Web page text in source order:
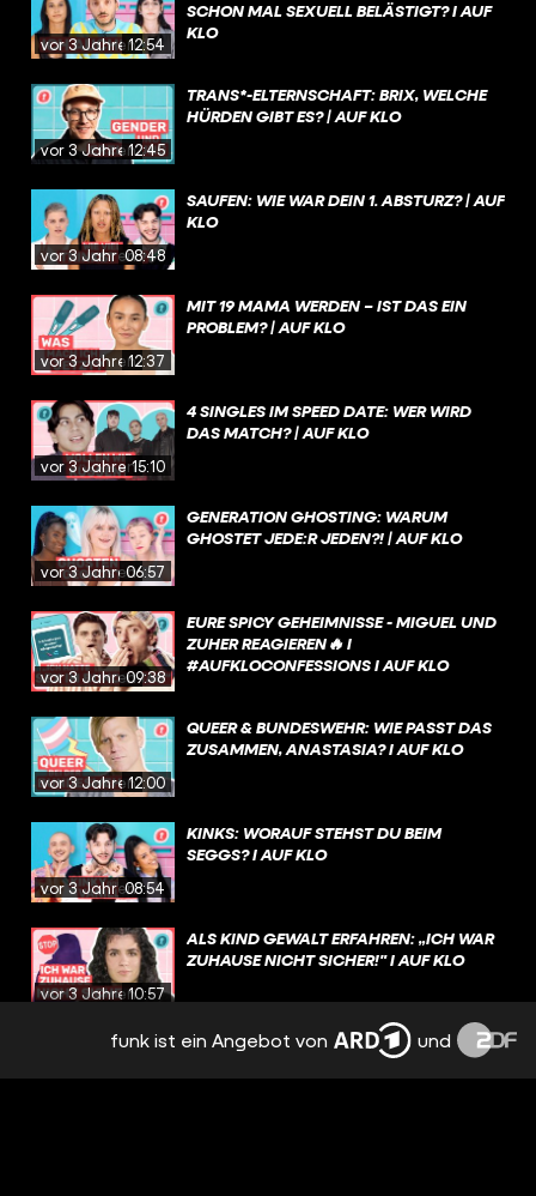
vor 3 Jahren12:54
SCHON MAL SEXUELL BELÄSTIGT? I AUF
KLO
vor 3 Jahren12:45
TRANS*-ELTERNSCHAFT: BRIX, WELCHE
HÜRDEN GIBT ES? | AUF KLO
vor 3 Jahren08:48
SAUFEN: WIE WAR DEIN 1. ABSTURZ? | AUF
KLO
vor 3 Jahren12:37
MIT 19 MAMA WERDEN – IST DAS EIN
PROBLEM? | AUF KLO
vor 3 Jahren15:10
4 SINGLES IM SPEED DATE: WER WIRD
DAS MATCH? | AUF KLO
vor 3 Jahren06:57
GENERATION GHOSTING: WARUM
GHOSTET JEDE:R JEDEN?! | AUF KLO
vor 3 Jahren09:38
EURE SPICY GEHEIMNISSE - MIGUEL UND
ZUHER REAGIEREN🔥 I
#AUFKLOCONFESSIONS I AUF KLO
vor 3 Jahren12:00
QUEER & BUNDESWEHR: WIE PASST DAS
ZUSAMMEN, ANASTASIA? I AUF KLO
vor 3 Jahren08:54
KINKS: WORAUF STEHST DU BEIM
SEGGS? I AUF KLO
vor 3 Jahren10:57
ALS KIND GEWALT ERFAHREN: „ICH WAR
ZUHAUSE NICHT SICHER!" I AUF KLO
EURE BEICHTEN - WIR REAGIEREN! I
#AUFKLOCONFESSIONS I AUF KLO
funk ist ein Angebot von und